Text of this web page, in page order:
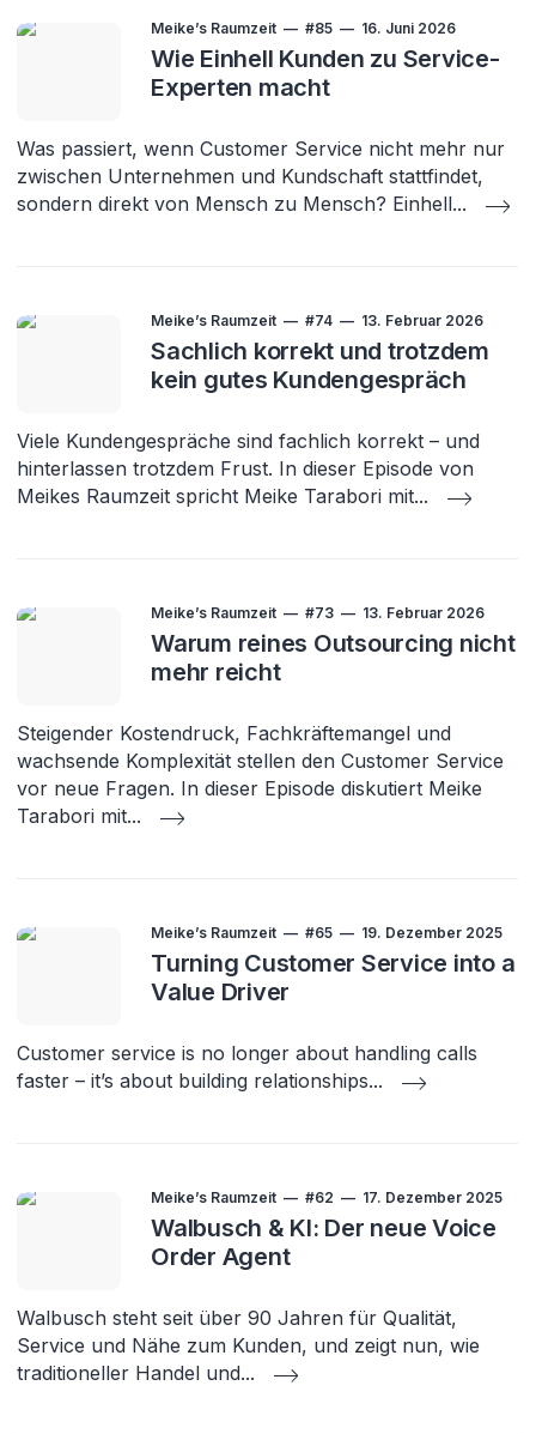
Meike’s Raumzeit #85 16. Juni 2026
Wie Einhell Kunden zu Service-
Experten macht
Was passiert, wenn Customer Service nicht mehr nur
zwischen Unternehmen und Kundschaft stattfindet,
sondern direkt von Mensch zu Mensch? Einhell...
Meike’s Raumzeit #74 13. Februar 2026
Sachlich korrekt und trotzdem
kein gutes Kundengespräch
Viele Kundengespräche sind fachlich korrekt – und
hinterlassen trotzdem Frust. In dieser Episode von
Meikes Raumzeit spricht Meike Tarabori mit...
Meike’s Raumzeit #73 13. Februar 2026
Warum reines Outsourcing nicht
mehr reicht
Steigender Kostendruck, Fachkräftemangel und
wachsende Komplexität stellen den Customer Service
vor neue Fragen. In dieser Episode diskutiert Meike
Tarabori mit...
Meike’s Raumzeit #65 19. Dezember 2025
Turning Customer Service into a
Value Driver
Customer service is no longer about handling calls
faster – it’s about building relationships...
Meike’s Raumzeit #62 17. Dezember 2025
Walbusch & KI: Der neue Voice
Order Agent
Walbusch steht seit über 90 Jahren für Qualität,
Service und Nähe zum Kunden, und zeigt nun, wie
traditioneller Handel und...